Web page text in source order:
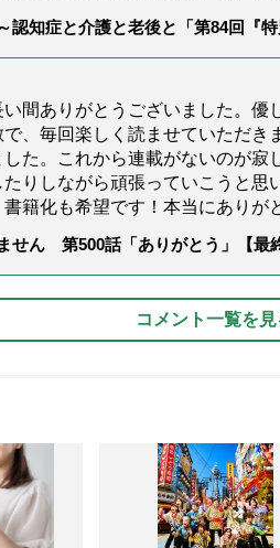
認知症と介護と老後と「第84回『
間ありがとうございました。優
、毎回楽しく読ませていただき
た。これから連載がないのが寂
たりしながら頑張っていこうと思
籍化も希望です！本当にありが
せん 第500話「ありがとう」【最
コメント一覧を見